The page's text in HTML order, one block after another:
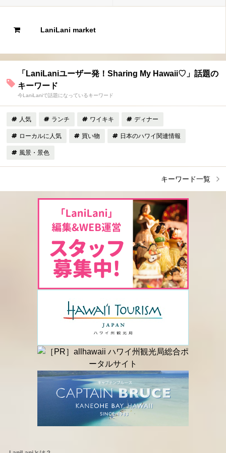
LaniLani market
「LaniLaniユーザー発！Sharing My Hawaii♡」話題の
キーワード
今LaniLaniで話題になっているキーワード
人気 ランチ ワイキキ ディナー
ローカルに人気 買い物 日本のハワイ関連情報
風景・景色
キーワード一覧